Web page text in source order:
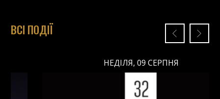
ВСІ ПОДІЇ
НЕДІЛЯ, 09 СЕРПНЯ